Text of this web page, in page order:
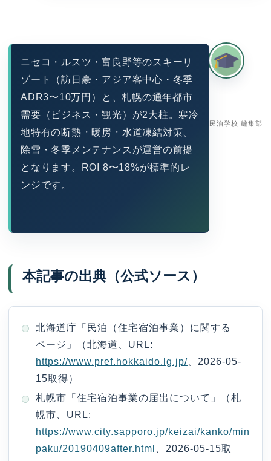
民泊学校 編集部
ニセコ・ルスツ・富良野等のスキーリ
ゾート（訪日豪・アジア客中心・冬季
ADR3〜10万円）と、札幌の通年都市
需要（ビジネス・観光）が2大柱。寒冷
地特有の断熱・暖房・水道凍結対策、
除雪・冬季メンテナンスが運営の前提
となります。ROI 8〜18%が標準的レ
ンジです。
本記事の出典（公式ソース）
北海道庁「民泊（住宅宿泊事業）に関する
ページ」（北海道、URL:
https://www.pref.hokkaido.lg.jp/ 、2026-05-
15取得）
札幌市「住宅宿泊事業の届出について」（札
幌市、URL:
https://www.city.sapporo.jp/keizai/kanko/min
paku/20190409after.html
、2026-05-15取